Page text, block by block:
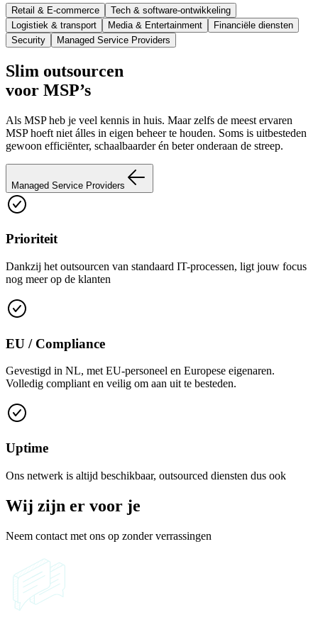
Retail & E-commerce
Tech & software-ontwikkeling
Logistiek & transport
Media & Entertainment
Financiële diensten
Security
Managed Service Providers
Slim outsourcen
voor MSP’s
Als MSP heb je veel kennis in huis. Maar zelfs de meest ervaren
MSP hoeft niet álles in eigen beheer te houden. Soms is uitbesteden
gewoon efficiënter, schaalbaarder én beter onderaan de streep.
Managed Service Providers
Prioriteit
Dankzij het outsourcen van standaard IT-processen, ligt jouw focus
nog meer op de klanten
EU / Compliance
Gevestigd in NL, met EU-personeel en Europese eigenaren.
Volledig compliant en veilig om aan uit te besteden.
Uptime
Ons netwerk is altijd beschikbaar, outsourced diensten dus ook
Wij zijn er voor je
Neem contact met ons op zonder verrassingen